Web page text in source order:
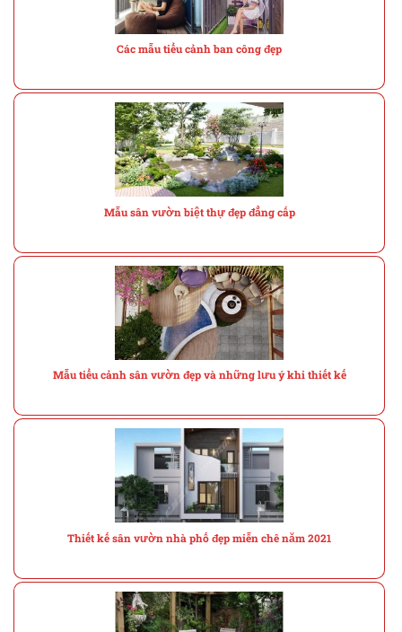
Các mẫu tiểu cảnh ban công đẹp
Mẫu sân vườn biệt thự đẹp đẳng cấp
Mẫu tiểu cảnh sân vườn đẹp và những lưu ý khi thiết kế
Thiết kế sân vườn nhà phố đẹp miễn chê năm 2021